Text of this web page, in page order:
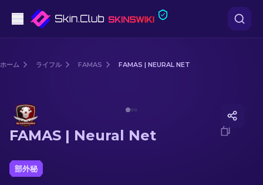
ライフル
スナイパーライフル
ナイフ
ホーム ライフル FAMAS FAMAS | NEURAL NET
FAMAS | Neural Net
部外秘